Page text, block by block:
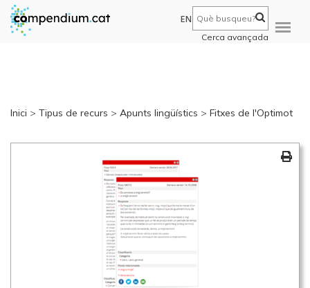
EN
Cerca avançada
Inici > Tipus de recurs > Apunts lingüístics > Fitxes de l'Optimot